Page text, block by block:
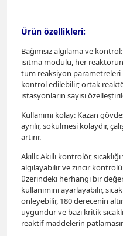
Ürün özellikleri:
Bağımsız algılama ve
ısıtma modülü, her reaktörün
tüm reaksiyon parametreleri
kontrol edilebilir; ortak
istasyonların sayısı
Kullanımı kolay: Kazan
ayrılır, sökülmesi kolaydır,
artırır.
Akıllı: Akıllı kontrolör,
algılayabilir ve zincir
üzerindeki herhangi bir değer
kullanımını ayarlayabilir,
önleyebilir, 180 derecenin
uygundur ve bazı kritik
reaktif maddelerin